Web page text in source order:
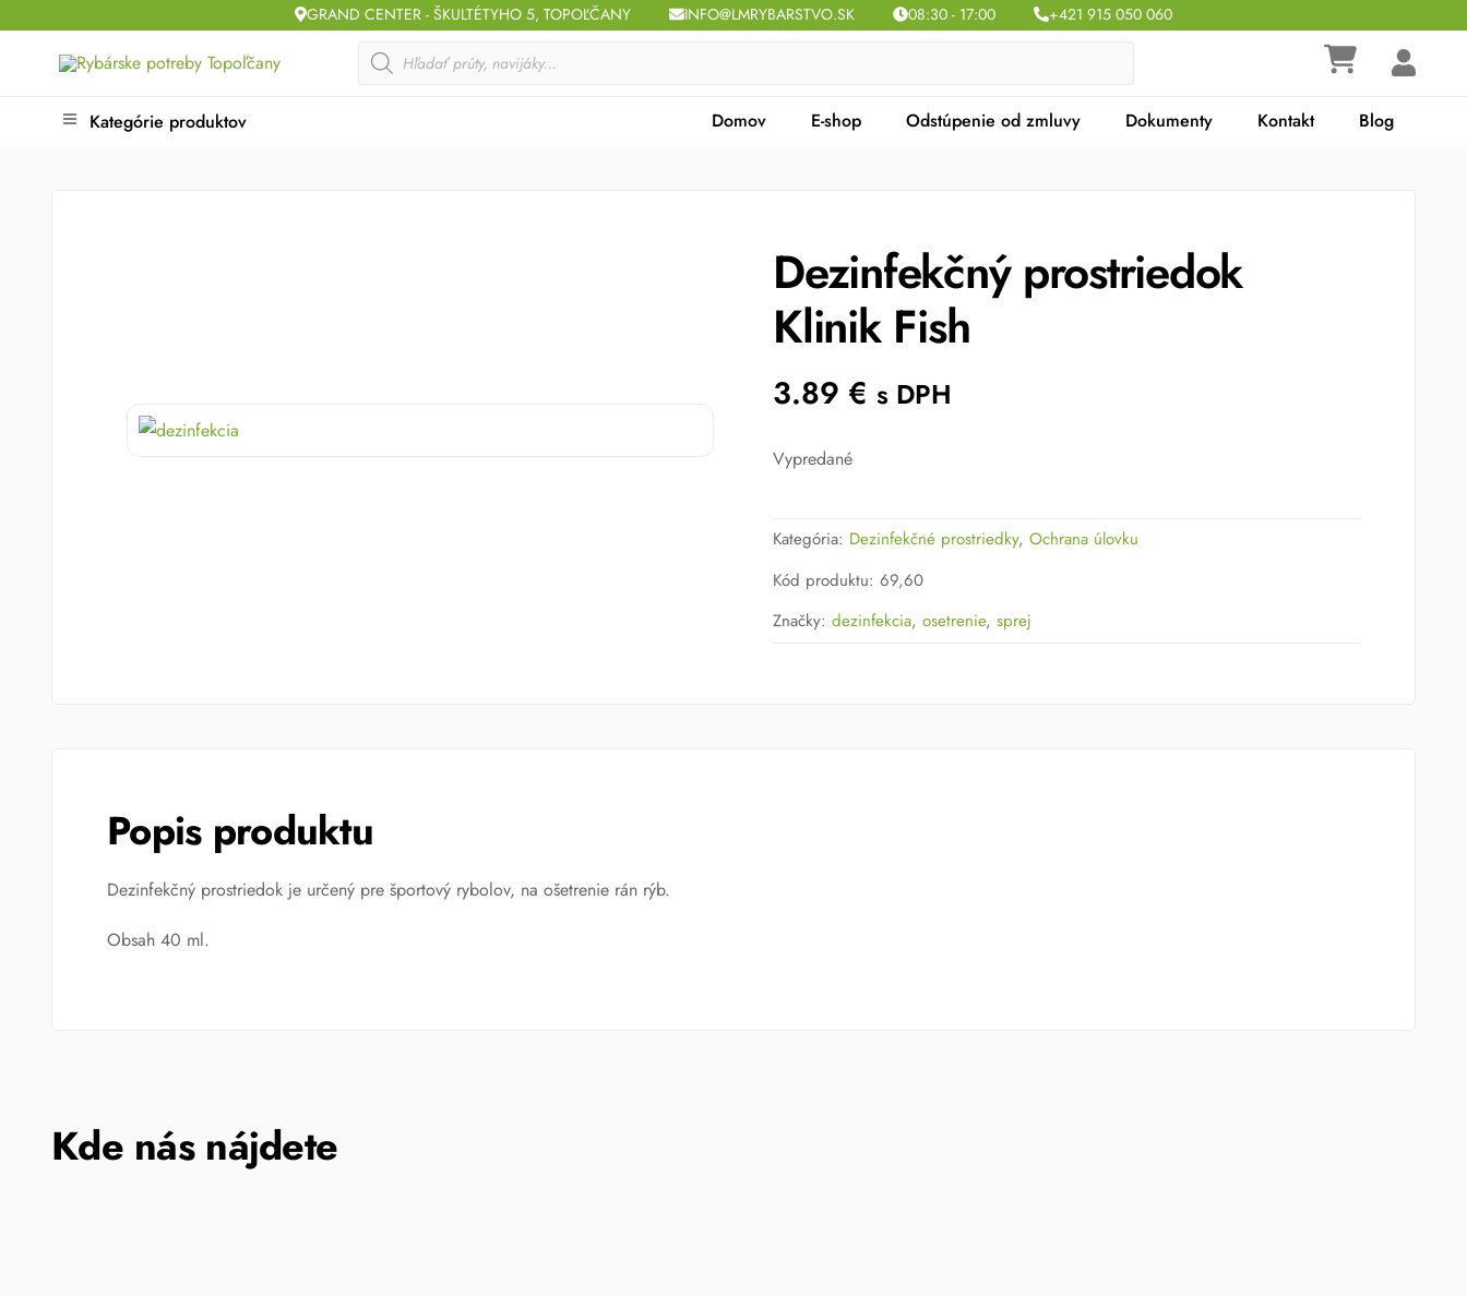
GRAND CENTER - ŠKULTÉTYHO 5, TOPOĽČANY INFO@LMRYBARSTVO.SK 08:30 - 17:00 +421 915 050 060
Products
search
Kategórie produktov Domov E-shop Odstúpenie od zmluvy Dokumenty Kontakt Blog
Dezinfekčný prostriedok
Klinik Fish
3.89 € s DPH
Vypredané
Kategória: Dezinfekčné prostriedky,Ochrana úlovku
Kód produktu:69,60
Značky:dezinfekcia,osetrenie,sprej
Popis produktu
Dezinfekčný prostriedok je určený pre športový rybolov, na ošetrenie rán rýb.
Obsah 40 ml.
Kde nás nájdete